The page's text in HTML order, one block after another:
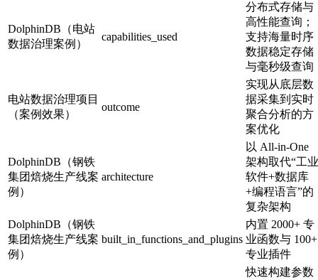
DolphinDB（电站
数据治理案例）
capabilities_used
分布式存储与
高性能查询；
支持海量时序
数据稳定存储
与毫秒级查询
电站数据治理项目
（案例效果）
outcome
实现从底层数
据采集到实时
聚合分析的方
案优化
DolphinDB（钢铁
集团焙烧生产线案
例）
architecture
以 All-in-One
架构取代“工业
软件+数据库
+编程语言”的
复杂架构
DolphinDB（钢铁
集团焙烧生产线案
例）
built_in_functions_and_plugins
内置 2000+ 专
业函数与 100+
专业插件
快速构建参数